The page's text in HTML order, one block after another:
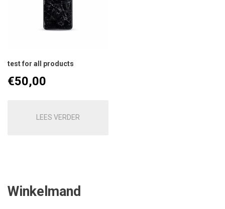
test for all products
€50,00
LEES VERDER
Winkelmand